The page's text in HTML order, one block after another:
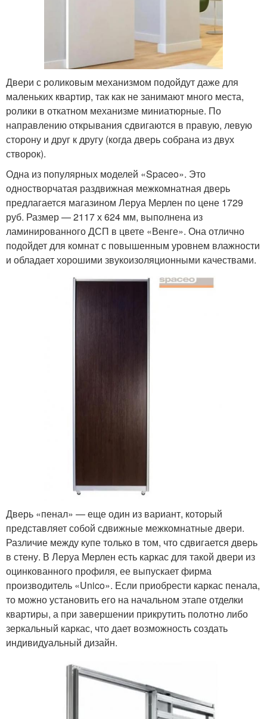
Двери с роликовым механизмом подойдут даже для
маленьких квартир, так как не занимают много места,
ролики в откатном механизме миниатюрные. По
направлению открывания сдвигаются в правую, левую
сторону и друг к другу (когда дверь собрана из двух
створок).
Одна из популярных моделей «Spaceo». Это
одностворчатая раздвижная межкомнатная дверь
предлагается магазином Леруа Мерлен по цене 1729
руб. Размер — 2117 х 624 мм, выполнена из
ламинированного ДСП в цвете «Венге». Она отлично
подойдет для комнат с повышенным уровнем влажности
и обладает хорошими звукоизоляционными качествами.
Дверь «пенал» — еще один из вариант, который
представляет собой сдвижные межкомнатные двери.
Различие между купе только в том, что сдвигается дверь
в стену. В Леруа Мерлен есть каркас для такой двери из
оцинкованного профиля, ее выпускает фирма
производитель «Unico». Если приобрести каркас пенала,
то можно установить его на начальном этапе отделки
квартиры, а при завершении прикрутить полотно либо
зеркальный каркас, что дает возможность создать
индивидуальный дизайн.